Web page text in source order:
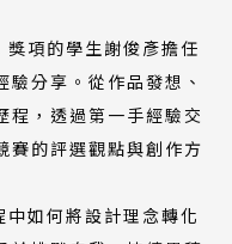
項的學生謝俊彥擔任
分享。從作品發想、
程，透過第一手經驗交
賽的評選觀點與創作方
如何將設計理念轉化